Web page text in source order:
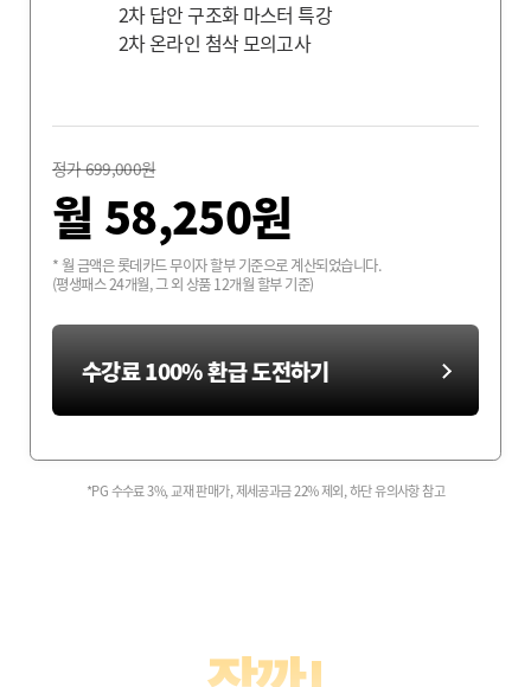
2차 답안 구조화 마스터 특강
2차 온라인 첨삭 모의고사
정가 699,000원
월 58,250원
* 월 금액은 롯데카드 무이자 할부 기준으로 계산되었습니다.
(평생패스 24개월, 그 외 상품 12개월 할부 기준)
수강료 100% 환급 도전하기
*PG 수수료 3%, 교재 판매가, 제세공과금 22% 제외, 하단 유의사항 참고
최종합격생 홍*민
최종합격생 김*식
중
최종합격생 신*철
*호
최종합
최종합격생 정*성
최*철
최종합
최종합격생 노*을
생 윤*정